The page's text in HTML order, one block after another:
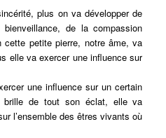
plus on va développer de
bienveillance, de la compassion
petite pierre, notre âme, va
elle va exercer une influence sur
une influence sur un certain
brille de tout son éclat, elle va
l’ensemble des êtres vivants où